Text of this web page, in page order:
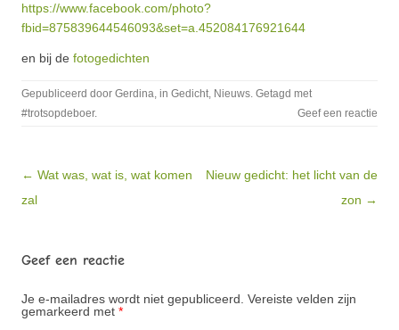
https://www.facebook.com/photo?
fbid=875839644546093&set=a.452084176921644
en bij de fotogedichten
Gepubliceerd door Gerdina, in Gedicht, Nieuws. Getagd met
#trotsopdeboer. Geef een reactie
Bericht navigatie
← Wat was, wat is, wat komen
zal
Nieuw gedicht: het licht van de
zon →
Geef een reactie
Je e-mailadres wordt niet gepubliceerd. Vereiste velden zijn
gemarkeerd met *